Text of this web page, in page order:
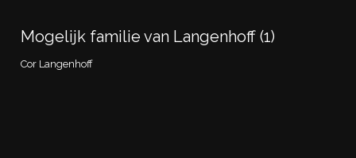
Mogelijk familie van Langenhoff (1)
Cor Langenhoff